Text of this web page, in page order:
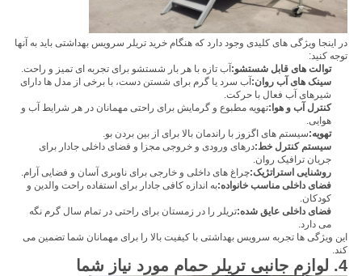
در اینجا ویژگی های کلیدی وجود دارد که هنگام خرید تریلر سرویس بهداشتی باید به آنها
توجه کنید:
توالت های قابل شستشو: آب تازه با هر بار شستشو برای تجربه ای تمیز و راحت.
سینک های آب روان: آب سرد یا گرم برای شستن دست، با برخی از مدل ها دارای
شیرهای آب فعال با حرکت.
کنترل آب و هوا:تهویه مطبوع و گرمایش برای راحتی مهمانان در هر شرایط آب و
هوایی.
تهویه:سیستم های اگزوز با راندمان بالا برای از بین بردن بو.
سیستم کنترل خط:درهای ورودی و خروجی مجزا و فضای داخلی جادار برای
جریان ترافیک روان.
روشنایی استراتژیک:چراغ های داخلی و خارجی برای ناوبری آسان و فضایی آرام.
فضای داخلی مناسب خانواده:به اندازه کافی جادار برای استفاده راحت والدین و
کودکان.
فضای داخلی عایق شده:تریلر را در زمستان برای راحتی در تمام سال گرم نگه
می دارد.
این ویژگی ها تجربه سرویس بهداشتی با کیفیت بالا را برای مهمانان شما تضمین می
کند.
4. لوازم جانبی تریلر حمام مورد نیاز شما